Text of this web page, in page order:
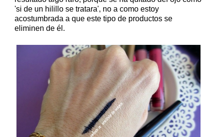
'si de un hilillo se tratara', no a como estoy
acostumbrada a que este tipo de productos se
eliminen de él.